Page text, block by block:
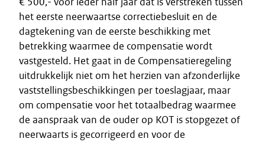
het eerste neerwaartse correctiebesluit en de
dagtekening van de eerste beschikking met
betrekking waarmee de compensatie wordt
vastgesteld. Het gaat in de Compensatieregeling
uitdrukkelijk niet om het herzien van afzonderlijke
vaststellingsbeschikkingen per toeslagjaar, maar
om compensatie voor het totaalbedrag waarmee
de aanspraak van de ouder op KOT is stopgezet of
neerwaarts is gecorrigeerd en voor de